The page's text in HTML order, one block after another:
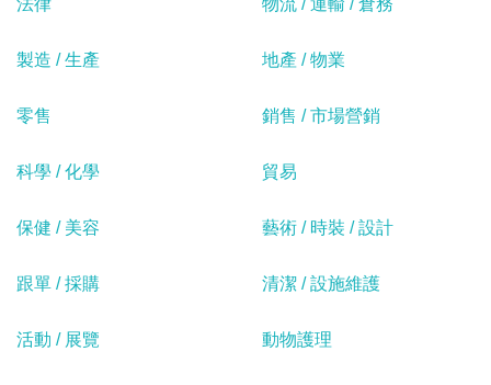
法律 物流 / 運輸 / 倉務
製造 / 生產 地產 / 物業
零售 銷售 / 市場營銷
科學 / 化學 貿易
保健 / 美容 藝術 / 時裝 / 設計
跟單 / 採購 清潔 / 設施維護
活動 / 展覽 動物護理